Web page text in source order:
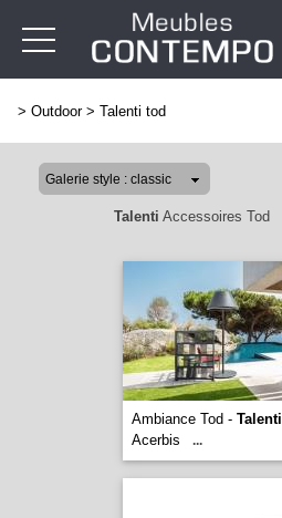
> Outdoor> Talenti tod
Talenti Accessoires Tod
Ambiance Tod - Talenti
Acerbis
...